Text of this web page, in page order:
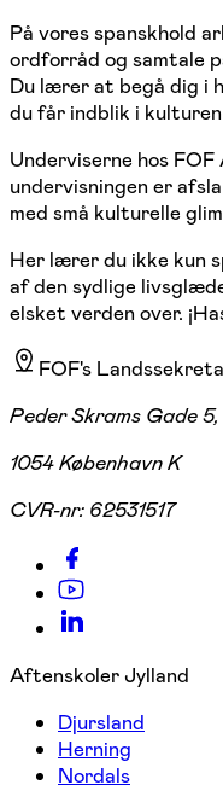
På vores spanskhold
ordforråd og samtale
Du lærer at begå dig i
du får indblik i
Underviserne hos
undervisningen er
med små kulturelle
Her lærer du ikke kun
af den sydlige
elsket verden over.
FOF's
Peder Skrams Gade 5,
1054 København K
CVR-nr: 62531517
Aftenskoler Jylland
Djursland
Herning
Nordals